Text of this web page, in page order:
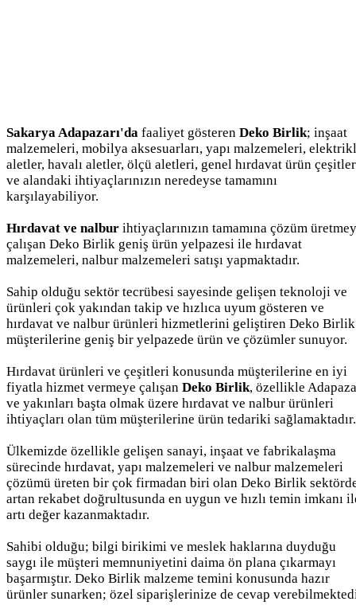
Sakarya Adapazarı'da faaliyet gösteren Deko Birlik; inşaat
malzemeleri, mobilya aksesuarları, yapı malzemeleri,
aletler, havalı aletler, ölçü aletleri, genel hırdavat ürün
ve alandaki ihtiyaçlarınızın neredeyse tamamını
karşılayabiliyor.
Hırdavat ve nalbur ihtiyaçlarınızın tamamına çözüm
çalışan Deko Birlik geniş ürün yelpazesi ile hırdavat
malzemeleri, nalbur malzemeleri satışı yapmaktadır.
Sahip olduğu sektör tecrübesi sayesinde gelişen teknoloji ve
ürünleri çok yakından takip ve hızlıca uyum gösteren ve
hırdavat ve nalbur ürünleri hizmetlerini geliştiren Deko Birlik
müşterilerine geniş bir yelpazede ürün ve çözümler sunuyor.
Hırdavat ürünleri ve çeşitleri konusunda müşterilerine en iyi
fiyatla hizmet vermeye çalışan Deko Birlik, özellikle
ve yakınları başta olmak üzere hırdavat ve nalbur ürünleri
ihtiyaçları olan tüm müşterilerine ürün tedariki sağlamaktadır.
Ülkemizde özellikle gelişen sanayi, inşaat ve fabrikalaşma
sürecinde hırdavat, yapı malzemeleri ve nalbur malzemeleri
çözümü üreten bir çok firmadan biri olan Deko Birlik
artan rekabet doğrultusunda en uygun ve hızlı temin imkanı
artı değer kazanmaktadır.
Sahibi olduğu; bilgi birikimi ve meslek haklarına duyduğu
saygı ile müşteri memnuniyetini daima ön plana çıkarmayı
başarmıştır. Deko Birlik malzeme temini konusunda hazır
ürünler sunarken; özel siparişlerinize de cevap